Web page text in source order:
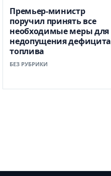
Премьер-министр
поручил принять все
необходимые меры для
недопущения дефицита
топлива
БЕЗ РУБРИКИ